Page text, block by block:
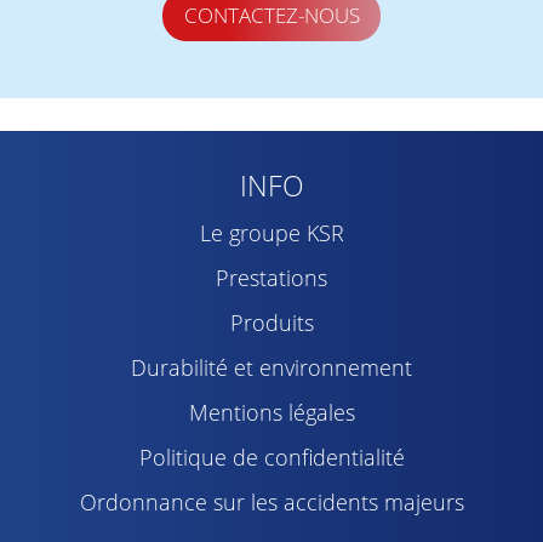
CONTACTEZ-NOUS
INFO
Le groupe KSR
Prestations
Produits
Durabilité et environnement
Mentions légales
Politique de confidentialité
Ordonnance sur les accidents majeurs